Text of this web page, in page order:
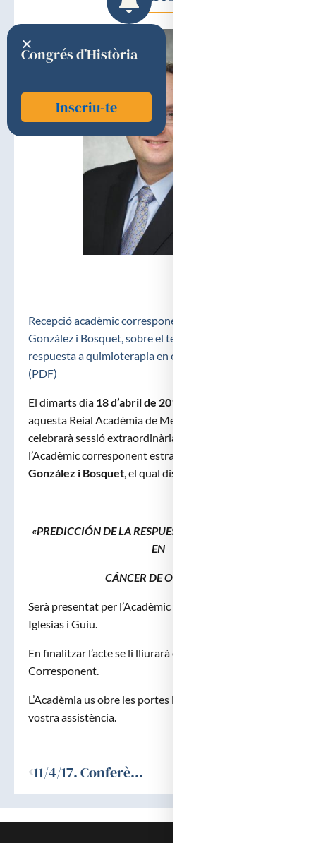
Recepció acadèmic corresponent estranger, Dr. Jesus
González i Bosquet, sobre el tema: «Predicción de la
respuesta a quimioterapia en el cáncer de ovario»
(PDF)
El dimarts dia 18 d’abril de 2017
aquesta Reial Acadèmia de Medicina de Catalunya,
celebrarà sessió extraordinària per a la recepció de
l’Acadèmic corresponent estranger,
González i Bosquet, el qual dissertarà sobre el tema:
«PREDICCIÓN DE LA RESPUESTA A QUIMIOTERAPIA
EN
CÁNCER DE OVARIO»
Serà presentat per l’Acadèmic Numerari Dr. Xavier
Iglesias i Guiu.
En finalitzar l’acte se li lliurarà el diploma d’Acadèmic
Corresponent.
L’Acadèmia us obre les portes i agrairà cordialment la
vostra assistència.
11/4/17. Conferència sobre: «Abordajes sociales y bioéticos para la mejora de la infancia», a càrrec del Dr. Joaquín Callabed i Carracedo
Congrés d’Història
Inscriu-te